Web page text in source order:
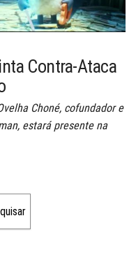
Contra-Ataca
Choné, cofundador e
estará presente na